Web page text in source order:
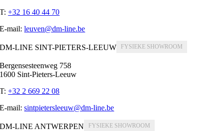
T:+32 16 40 44 70
E-mail:leuven@dm-line.be
DM-LINE SINT-PIETERS-LEEUW
Bergensesteenweg 758
1600 Sint-Pieters-Leeuw
T:+32 2 669 22 08
E-mail:sintpietersleeuw@dm-line.be
DM-LINE ANTWERPEN